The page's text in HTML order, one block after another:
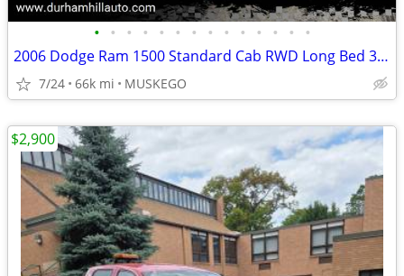
• • • • • • • • • • • • • •
2006 Dodge Ram 1500 Standard Cab RWD Long Bed 3.7 V6 only 65,878 miles
7/24 66k mi MUSKEGO
$2,900